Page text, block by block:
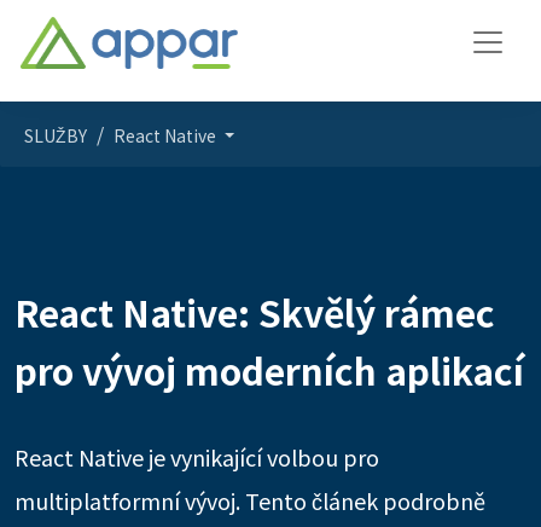
SLUŽBY React Native
React Native: Skvělý rámec
pro vývoj moderních aplikací
React Native je vynikající volbou pro
multiplatformní vývoj. Tento článek podrobně